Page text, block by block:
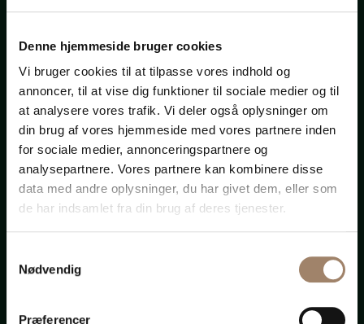
Denne hjemmeside bruger cookies
Vi bruger cookies til at tilpasse vores indhold og
annoncer, til at vise dig funktioner til sociale medier og til
at analysere vores trafik. Vi deler også oplysninger om
din brug af vores hjemmeside med vores partnere inden
for sociale medier, annonceringspartnere og
analysepartnere. Vores partnere kan kombinere disse
data med andre oplysninger, du har givet dem, eller som
de har indsamlet fra din brug af deres tjenester.
Nødvendig
Præferencer
er snart
forår ...
Klik på startpilen ovenfor
Bådadvokaten.dk
Advokat-